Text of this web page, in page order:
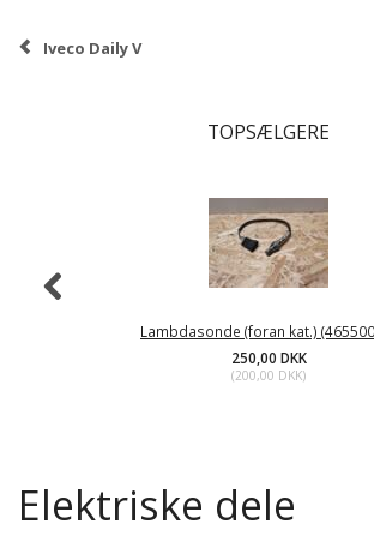
Iveco Daily V
TOPSÆLGERE
Lambdasonde (foran kat.)
250,00 DKK
(200,00 DKK)
Elektriske dele